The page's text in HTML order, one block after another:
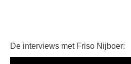
De interviews met Friso Nijboer: